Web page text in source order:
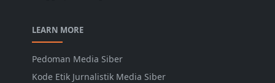
LEARN MORE
Pedoman Media Siber
Kode Etik Jurnalistik Media Siber